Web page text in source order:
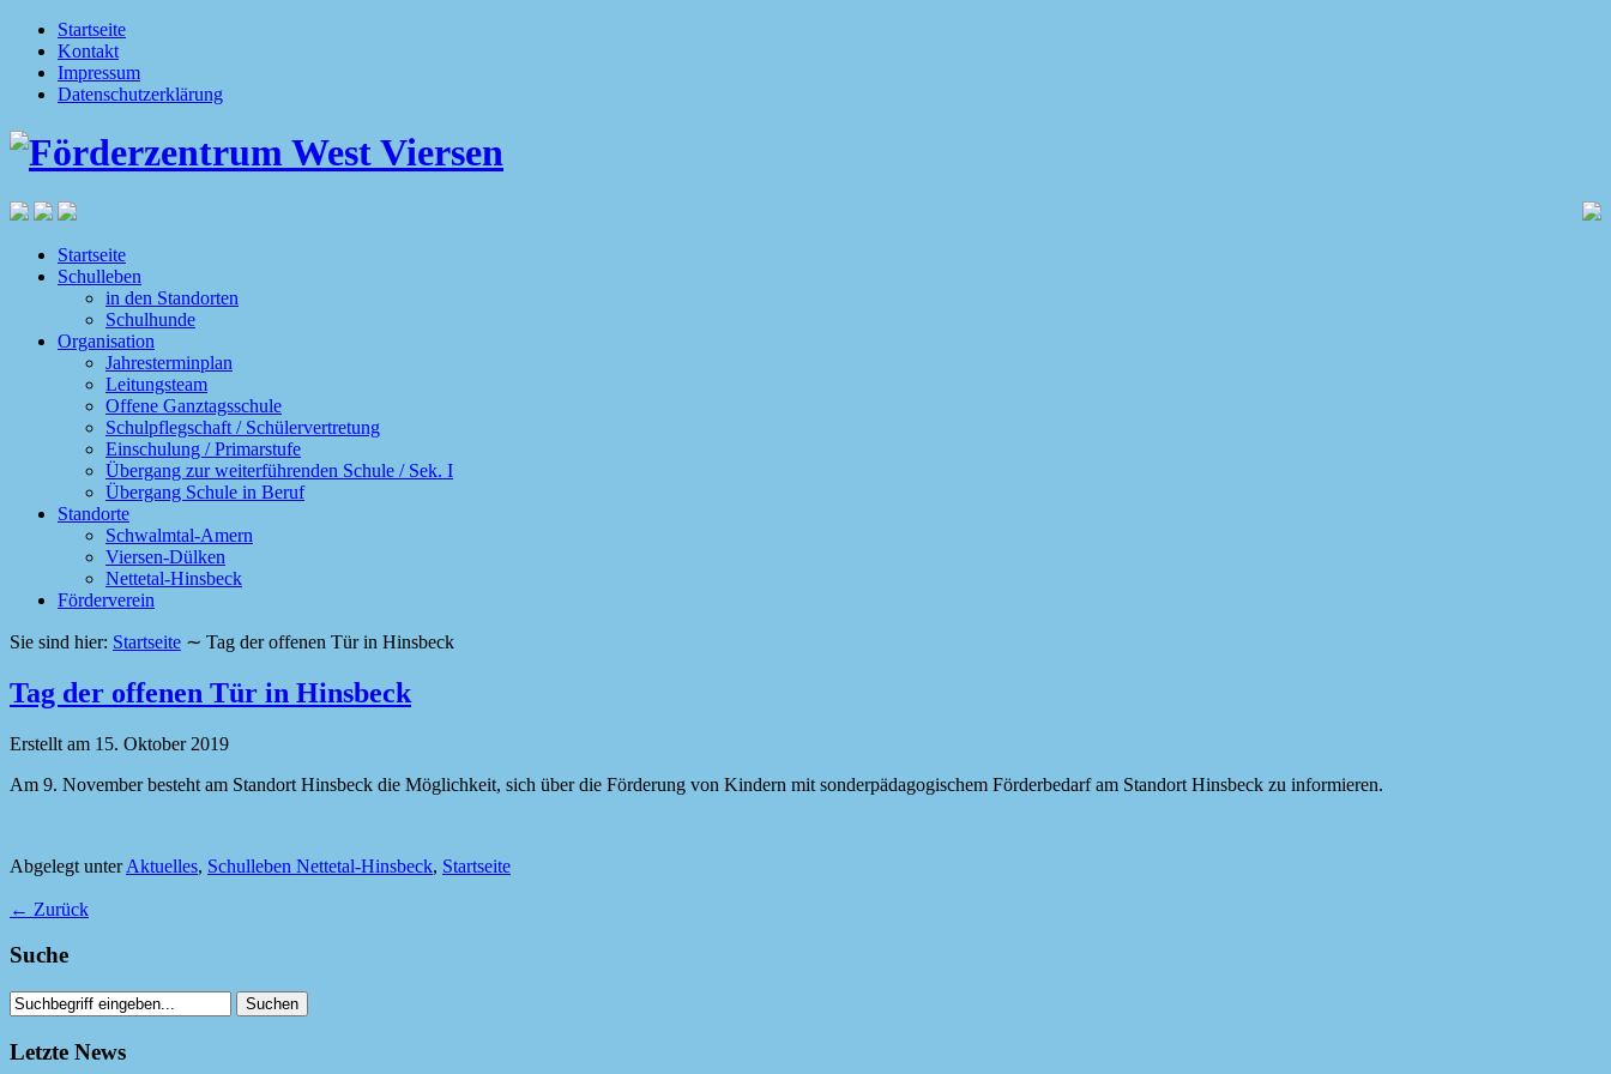
Startseite
Kontakt
Impressum
Datenschutzerklärung
Startseite
Schulleben
in den Standorten
Schulhunde
Organisation
Jahresterminplan
Leitungsteam
Offene Ganztagsschule
Schulpflegschaft / Schülervertretung
Einschulung / Primarstufe
Übergang zur weiterführenden Schule / Sek. I
Übergang Schule in Beruf
Standorte
Schwalmtal-Amern
Viersen-Dülken
Nettetal-Hinsbeck
Förderverein
Sie sind hier: Startseite ∼ Tag der offenen Tür in Hinsbeck
Tag der offenen Tür in Hinsbeck
Erstellt am 15. Oktober 2019
Am 9. November besteht am Standort Hinsbeck die Möglichkeit, sich über die Förderung von Kindern mit sonderpädagogischem Förderbedarf am Standort Hinsbeck zu informieren.
Abgelegt unterAktuelles, Schulleben Nettetal-Hinsbeck, Startseite
← Zurück
Suche
Letzte News